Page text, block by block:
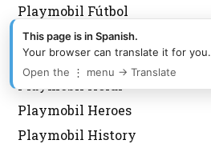
Playmobil Fútbol
Playmobil Grecia Lyra
Playmobil Griegos
Playmobil Heidi
Playmobil Heroes
Playmobil History
This page is in Spanish.
Your browser can translate it for you.
Open the ⋮ menu → Translate